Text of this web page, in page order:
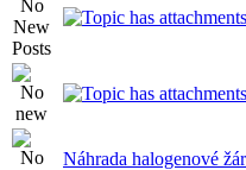
Náhrada halogenové